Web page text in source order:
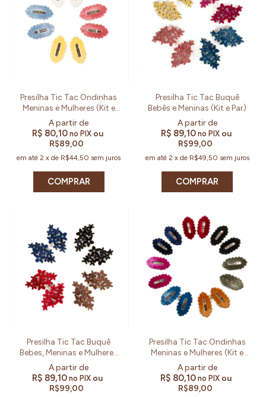
Presilha Tic Tac Ondinhas
Meninas e Mulheres (Kit e
Par)
R$ 80,10no PIX ou
R$89,00
em até2 xde R$44,50 sem juros
COMPRAR
Presilha Tic Tac Buquê
Bebês e Meninas (Kit e Par)
R$ 89,10no PIX ou
R$99,00
em até 2 x de R$49,50 sem juros
COMPRAR
Presilha Tic Tac Buquê
Bebes, Meninas e Mulheres
(Kit e Par)
R$ 89,10 no PIX ou
R$99,00
Presilha Tic Tac Ondinhas
Meninas e Mulheres (Kit e
Par)
R$ 80,10 no PIX ou
R$89,00